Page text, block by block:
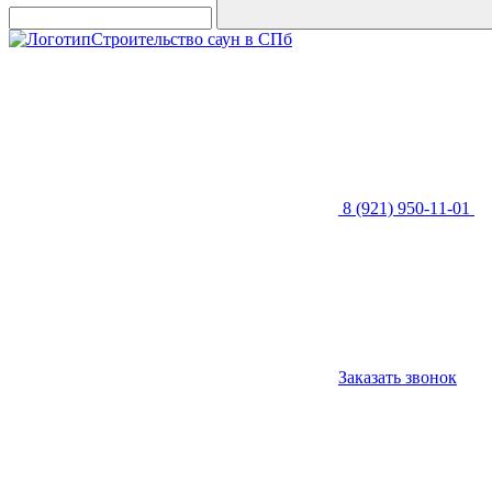
Строительство саун в СПб
8 (921) 950-11-01
Заказать звонок